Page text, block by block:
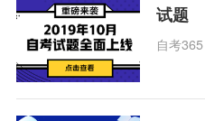
试题
自考365